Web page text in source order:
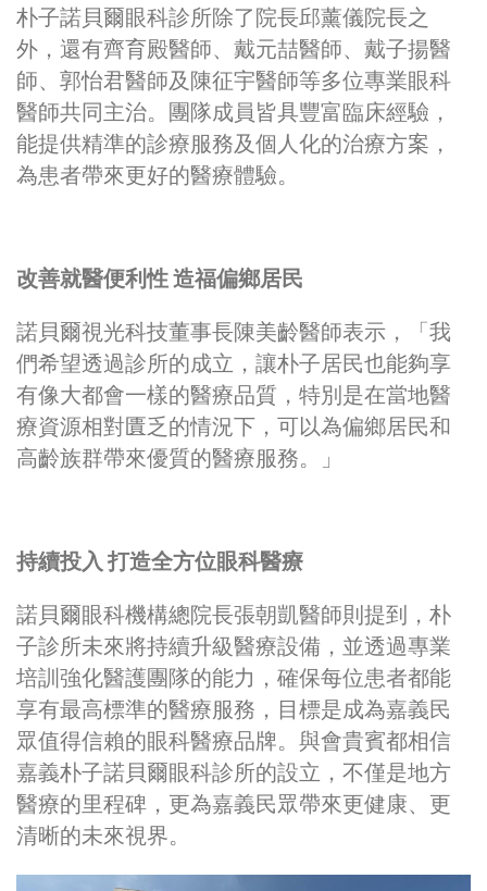
朴子諾貝爾眼科診所除了院長邱薰儀院長之
外，還有齊育殿醫師、戴元喆醫師、戴子揚醫
師、郭怡君醫師及陳征宇醫師等多位專業眼科
醫師共同主治。團隊成員皆具豐富臨床經驗，
能提供精準的診療服務及個人化的治療方案，
為患者帶來更好的醫療體驗。
改善就醫便利性 造福偏鄉居民
諾貝爾視光科技董事長陳美齡醫師表示，「我
們希望透過診所的成立，讓朴子居民也能夠享
有像大都會一樣的醫療品質，特別是在當地醫
療資源相對匱乏的情況下，可以為偏鄉居民和
高齡族群帶來優質的醫療服務。」
持續投入 打造全方位眼科醫療
諾貝爾眼科機構總院長張朝凱醫師則提到，朴
子診所未來將持續升級醫療設備，並透過專業
培訓強化醫護團隊的能力，確保每位患者都能
享有最高標準的醫療服務，目標是成為嘉義民
眾值得信賴的眼科醫療品牌。與會貴賓都相信
嘉義朴子諾貝爾眼科診所的設立，不僅是地方
醫療的里程碑，更為嘉義民眾帶來更健康、更
清晰的未來視界。